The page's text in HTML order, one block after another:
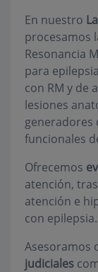
En nuestro
procesamos
Resonancia
para
con RM y de
lesiones
generadores
funcionales
Ofrecemos
atención,
atención e
con epilepsia.
Asesoramos
judiciales